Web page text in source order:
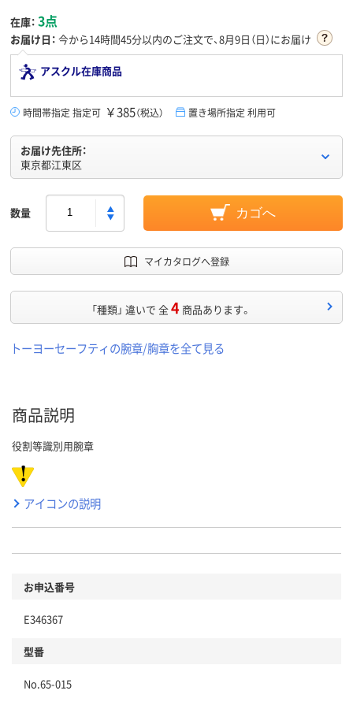
在庫： 3点
お届け日： 今から14時間45分以内のご注文で、8月9日（日）にお届け
アスクル在庫商品
時間帯指定 指定可 ￥385（税込） 置き場所指定 利用可
お届け先住所：
東京都江東区
数量 カゴへ
マイカタログへ登録
「種類」 違いで 全4 商品あります。
トーヨーセーフティの腕章/胸章を全て見る
商品説明
役割等識別用腕章
アイコンの説明
お申込番号
E346367
型番
No.65-015